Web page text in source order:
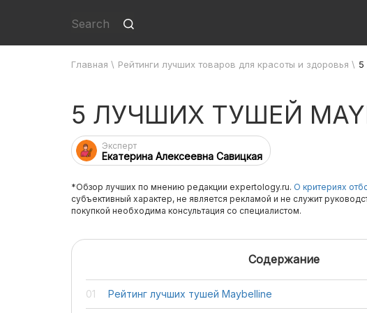
Главная \ Рейтинги лучших товаров для красоты и здоровья \ 5
5 ЛУЧШИХ ТУШЕЙ
Эксперт
Екатерина Алексеевна Савицкая
*Обзор лучших по мнению редакции expertology.ru. О критериях
субъективный характер, не является рекламой и не служит
покупкой необходима консультация со специалистом.
Содержание
Рейтинг лучших тушей Maybelline